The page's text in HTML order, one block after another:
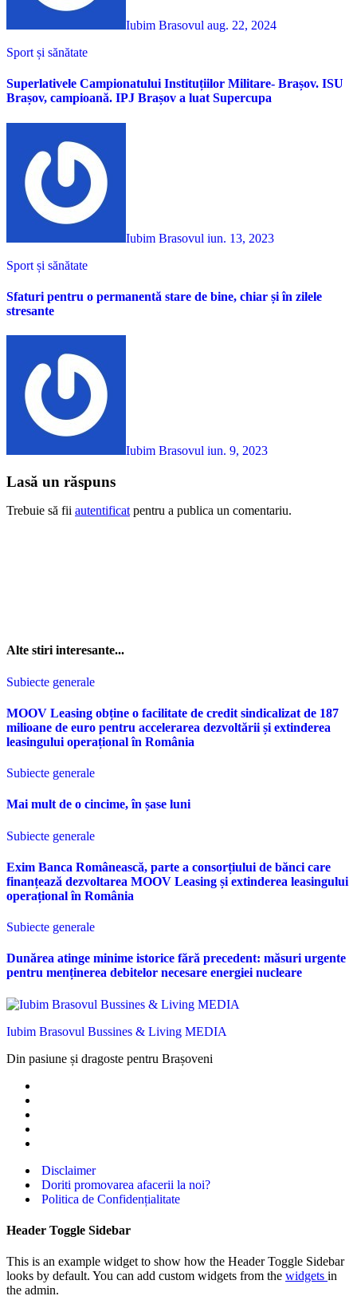
Iubim Brasovul aug. 22, 2024
Sport și sănătate
Superlativele Campionatului Instituțiilor Militare- Brașov. ISU
Brașov, campioană. IPJ Brașov a luat Supercupa
Iubim Brasovul iun. 13, 2023
Sport și sănătate
Sfaturi pentru o permanentă stare de bine, chiar și în zilele
stresante
Iubim Brasovul iun. 9, 2023
Lasă un răspuns
Trebuie să fii autentificat pentru a publica un comentariu.
Alte stiri interesante...
Subiecte generale
MOOV Leasing obține o facilitate de credit sindicalizat de 187
milioane de euro pentru accelerarea dezvoltării și extinderea
leasingului operațional în România
Subiecte generale
Mai mult de o cincime, în șase luni
Subiecte generale
Exim Banca Românească, parte a consorțiului de bănci care
finanțează dezvoltarea MOOV Leasing și extinderea leasingului
operațional în România
Subiecte generale
Dunărea atinge minime istorice fără precedent: măsuri urgente
pentru menținerea debitelor necesare energiei nucleare
Iubim Brasovul Bussines & Living MEDIA
Din pasiune și dragoste pentru Brașoveni
Disclaimer
Doriti promovarea afacerii la noi?
Politica de Confidențialitate
Header Toggle Sidebar
This is an example widget to show how the Header Toggle Sidebar
looks by default. You can add custom widgets from the widgets in
the admin.